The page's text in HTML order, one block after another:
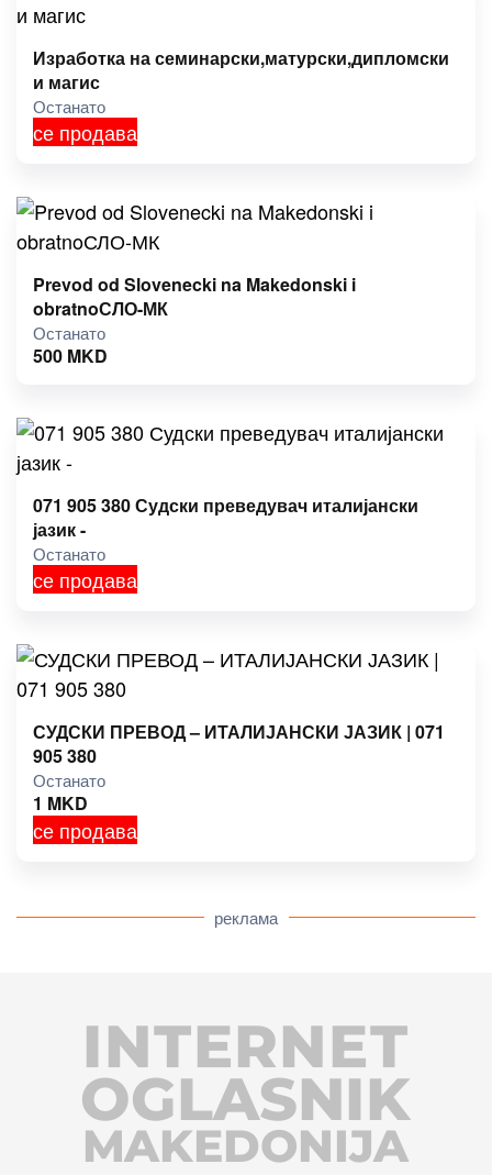
Изработка на семинарски,матурски,дипломски
и магис
Останато
се продава
Prevod od Slovenecki na Makedonski i
obratnoСЛО-МК
Останато
500 MKD
071 905 380 Судски преведувач италијански
јазик -
Останато
се продава
СУДСКИ ПРЕВОД – ИТАЛИЈАНСКИ ЈАЗИК | 071
905 380
Останато
1 MKD
се продава
реклама
INTERNET
MAKEDONIJA
OGLASNIK